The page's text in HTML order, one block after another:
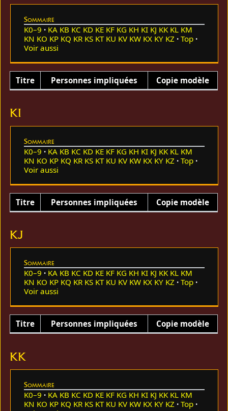
Sommaire
K0–9 KA KB KC KD KE KF KG KH KI KJ KK KL KM
KN KO KP KQ KR KS KT KU KV KW KX KY KZ
Top
Voir aussi
Titre Personnes impliquées Copie modèle
KI
Sommaire
K0–9 KA KB KC KD KE KF KG KH KI KJ KK KL KM
KN KO KP KQ KR KS KT KU KV KW KX KY KZ
Top
Voir aussi
Titre Personnes impliquées Copie modèle
KJ
Sommaire
K0–9 KA KB KC KD KE KF KG KH KI KJ KK KL KM
KN KO KP KQ KR KS KT KU KV KW KX KY KZ
Top
Voir aussi
Titre Personnes impliquées Copie modèle
KK
Sommaire
K0–9 KA KB KC KD KE KF KG KH KI KJ KK KL KM
KN KO KP KQ KR KS KT KU KV KW KX KY KZ
Top